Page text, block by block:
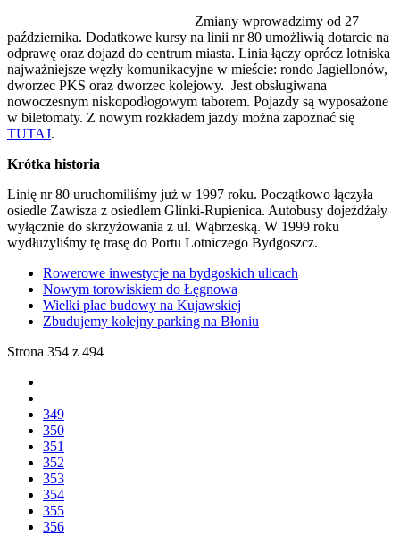
Zmiany wprowadzimy od 27
października. Dodatkowe kursy na linii nr 80 umożliwią dotarcie na
odprawę oraz dojazd do centrum miasta. Linia łączy oprócz lotniska
najważniejsze węzły komunikacyjne w mieście: rondo Jagiellonów,
dworzec PKS oraz dworzec kolejowy. Jest obsługiwana
nowoczesnym niskopodłogowym taborem. Pojazdy są wyposażone
w biletomaty. Z nowym rozkładem jazdy można zapoznać się
TUTAJ.
Krótka historia
Linię nr 80 uruchomiliśmy już w 1997 roku. Początkowo łączyła
osiedle Zawisza z osiedlem Glinki-Rupienica. Autobusy dojeżdżały
wyłącznie do skrzyżowania z ul. Wąbrzeską. W 1999 roku
wydłużyliśmy tę trasę do Portu Lotniczego Bydgoszcz.
Rowerowe inwestycje na bydgoskich ulicach
Nowym torowiskiem do Łęgnowa
Wielki plac budowy na Kujawskiej
Zbudujemy kolejny parking na Błoniu
Strona 354 z 494
349
350
351
352
353
354
355
356